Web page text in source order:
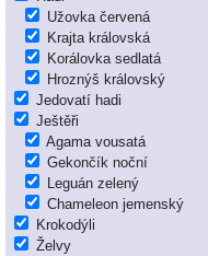
Užovka červená
Krajta královská
Korálovka sedlatá
Hroznýš královský
Jedovatí hadi
Ještěři
Agama vousatá
Gekončík noční
Leguán zelený
Chameleon jemenský
Krokodýli
Želvy